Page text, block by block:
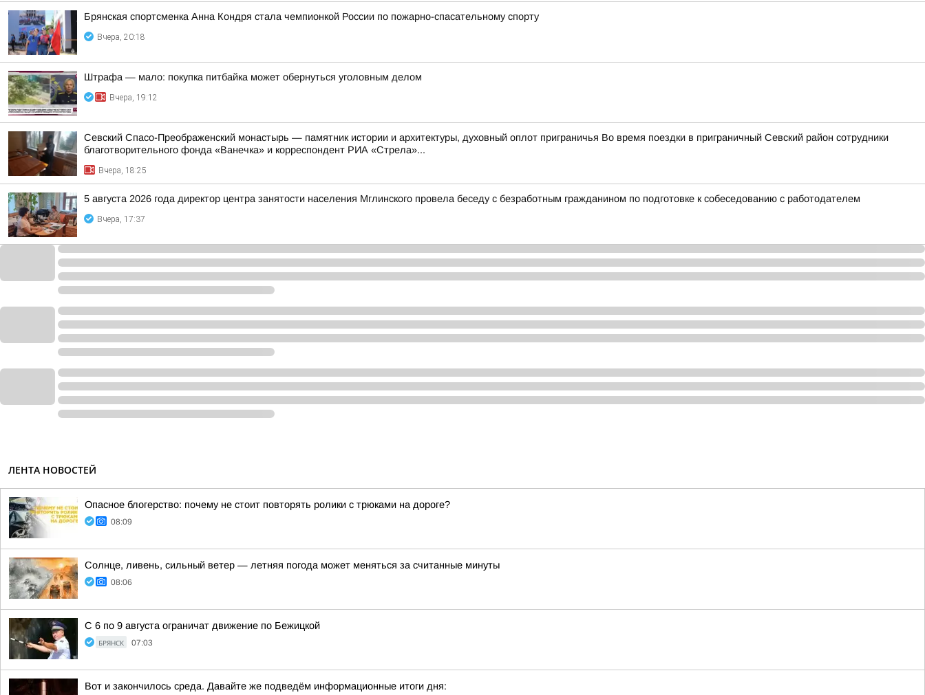
Брянская спортсменка Анна Кондря стала чемпионкой России по пожарно-спасательному спорту
Вчера, 20:18
Штрафа — мало: покупка питбайка может обернуться уголовным делом
Вчера, 19:12
Севский Спасо-Преображенский монастырь — памятник истории и архитектуры, духовный оплот приграничья Во время поездки в приграничный Севский район сотрудники
благотворительного фонда «Ванечка» и корреспондент РИА «Стрела»...
Вчера, 18:25
5 августа 2026 года директор центра занятости населения Мглинского провела беседу с безработным гражданином по подготовке к собеседованию с работодателем
Вчера, 17:37
ЛЕНТА НОВОСТЕЙ
Опасное блогерство: почему не стоит повторять ролики с трюками на дороге?
08:09
Солнце, ливень, сильный ветер — летняя погода может меняться за считанные минуты
08:06
С 6 по 9 августа ограничат движение по Бежицкой
БРЯНСК 07:03
Вот и закончилось среда. Давайте же подведём информационные итоги дня: